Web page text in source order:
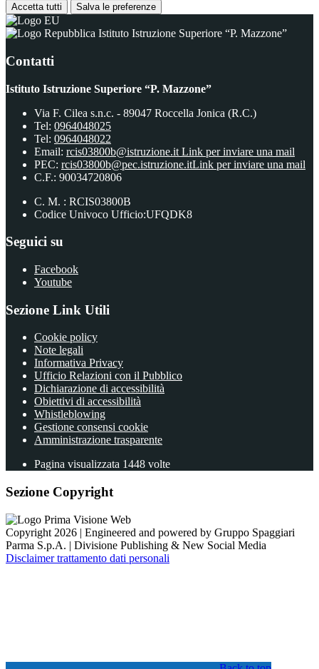
Accetta tutti Salva le preferenze
Istituto Istruzione Superiore “P. Mazzone”
Contatti
Istituto Istruzione Superiore “P. Mazzone”
Via F. Cilea s.n.c. - 89047 Roccella Jonica (R.C.)
Tel: 0964048025
Tel: 0964048022
Email: rcis03800b@istruzione.it Link per inviare una mail
PEC: rcis03800b@pec.istruzione.itLink per inviare una mail
C.F.: 90034720806
C. M. : RCIS03800B
Codice Univoco Ufficio:UFQDK8
Seguici su
Facebook
Youtube
Sezione Link Utili
Cookie policy
Note legali
Informativa Privacy
Ufficio Relazioni con il Pubblico
Dichiarazione di accessibilità
Obiettivi di accessibilità
Whistleblowing
Gestione consensi cookie
Amministrazione trasparente
Pagina visualizzata 1448 volte
Sezione Copyright
Copyright 2026 | Engineered and powered by Gruppo Spaggiari
Parma S.p.A. | Divisione Publishing & New Social Media
Disclaimer trattamento dati personali